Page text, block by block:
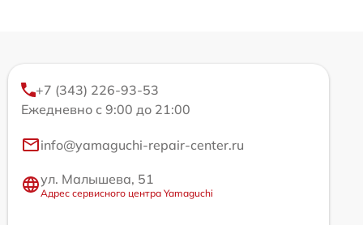
+7 (343) 226-93-53
Ежедневно с 9:00 до 21:00
info@yamaguchi-repair-center.ru
ул. Малышева, 51
Адрес сервисного центра Yamaguchi